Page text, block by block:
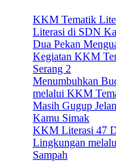
KKM Tematik
Literasi di SDN
Dua Pekan
Kegiatan KKM
Serang 2
Menumbuhkan
melalui KKM
Masih Gugup
Kamu Simak
KKM Literasi 47
Lingkungan
Sampah